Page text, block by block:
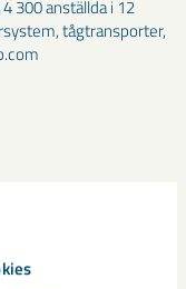
300 anställda i 12
tågtransporter,